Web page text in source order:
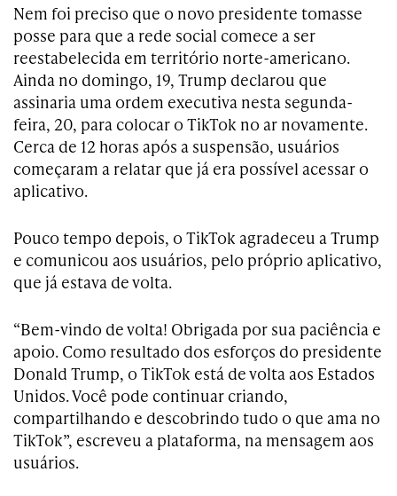
Nem foi preciso que o novo presidente tomasse
posse para que a rede social comece a ser
reestabelecida em território norte-americano.
Ainda no domingo, 19, Trump declarou que
assinaria uma ordem executiva nesta segunda-
feira, 20, para colocar o TikTok no ar novamente.
Cerca de 12 horas após a suspensão, usuários
começaram a relatar que já era possível acessar o
aplicativo.
Pouco tempo depois, o TikTok agradeceu a Trump
e comunicou aos usuários, pelo próprio aplicativo,
que já estava de volta.
“Bem-vindo de volta! Obrigada por sua paciência e
apoio. Como resultado dos esforços do presidente
Donald Trump, o TikTok está de volta aos Estados
Unidos. Você pode continuar criando,
compartilhando e descobrindo tudo o que ama no
TikTok”, escreveu a plataforma, na mensagem aos
usuários.